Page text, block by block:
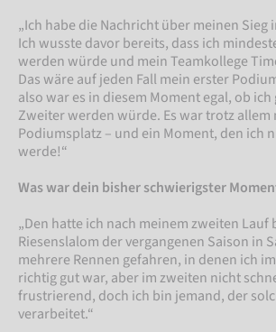
„Ich habe die Nachricht über meinen Sieg
Ich wusste davor bereits, dass ich
werden würde und mein Teamkollege
Das wäre auf jeden Fall mein erster
also war es in diesem Moment egal, ob
Zweiter werden würde. Es war trotz allem
Podiumsplatz – und ein Moment, den ich
werde!“
Was war dein bisher schwierigster
„Den hatte ich nach meinem zweiten Lauf
Riesenslalom der vergangenen Saison in
mehrere Rennen gefahren, in denen ich
richtig gut war, aber im zweiten nicht
frustrierend, doch ich bin jemand, der
verarbeitet.“